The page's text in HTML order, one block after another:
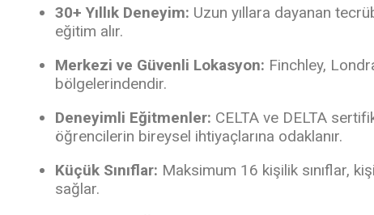
30+ Yıllık Deneyim: Uzun yıllara dayanan
eğitim alır.
Merkezi ve Güvenli Lokasyon: Finchley,
bölgelerindendir.
Deneyimli Eğitmenler: CELTA ve DELTA
öğrencilerin bireysel ihtiyaçlarına odaklanır.
Küçük Sınıflar: Maksimum 16 kişilik sınıflar,
sağlar.